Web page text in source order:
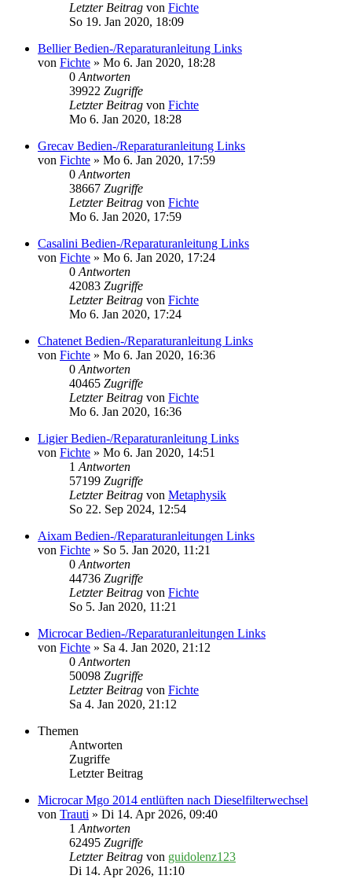
Letzter Beitrag von Fichte
So 19. Jan 2020, 18:09
Bellier Bedien-/Reparaturanleitung Links
von Fichte » Mo 6. Jan 2020, 18:28
0Antworten
39922 Zugriffe
Letzter Beitrag von Fichte
Mo 6. Jan 2020, 18:28
Grecav Bedien-/Reparaturanleitung Links
von Fichte » Mo 6. Jan 2020, 17:59
0Antworten
38667 Zugriffe
Letzter Beitrag von Fichte
Mo 6. Jan 2020, 17:59
Casalini Bedien-/Reparaturanleitung Links
von Fichte » Mo 6. Jan 2020, 17:24
0Antworten
42083 Zugriffe
Letzter Beitrag von Fichte
Mo 6. Jan 2020, 17:24
Chatenet Bedien-/Reparaturanleitung Links
von Fichte » Mo 6. Jan 2020, 16:36
0Antworten
40465 Zugriffe
Letzter Beitrag von Fichte
Mo 6. Jan 2020, 16:36
Ligier Bedien-/Reparaturanleitung Links
von Fichte » Mo 6. Jan 2020, 14:51
1Antworten
57199 Zugriffe
Letzter Beitrag von Metaphysik
So 22. Sep 2024, 12:54
Aixam Bedien-/Reparaturanleitungen Links
von Fichte » So 5. Jan 2020, 11:21
0Antworten
44736 Zugriffe
Letzter Beitrag von Fichte
So 5. Jan 2020, 11:21
Microcar Bedien-/Reparaturanleitungen Links
von Fichte » Sa 4. Jan 2020, 21:12
0Antworten
50098 Zugriffe
Letzter Beitrag von Fichte
Sa 4. Jan 2020, 21:12
Themen
Antworten
Zugriffe
Letzter Beitrag
Microcar Mgo 2014 entlüften nach Dieselfilterwechsel
von Trauti » Di 14. Apr 2026, 09:40
1Antworten
62495 Zugriffe
Letzter Beitrag von guidolenz123
Di 14. Apr 2026, 11:10